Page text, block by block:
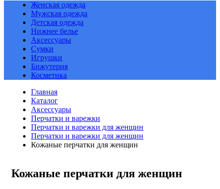
Женская одежда
Мужская одежда
Детская одежда
Нижнее белье
Аксессуары
Сумки
Игрушки
Бижутерия
Косметика
Главная
Каталог
Аксессуары
Перчатки и варежки
Перчатки и варежки для женщин
Перчатки и варежки для женщин
Кожаные перчатки для женщин
Кожаные перчатки для женщин